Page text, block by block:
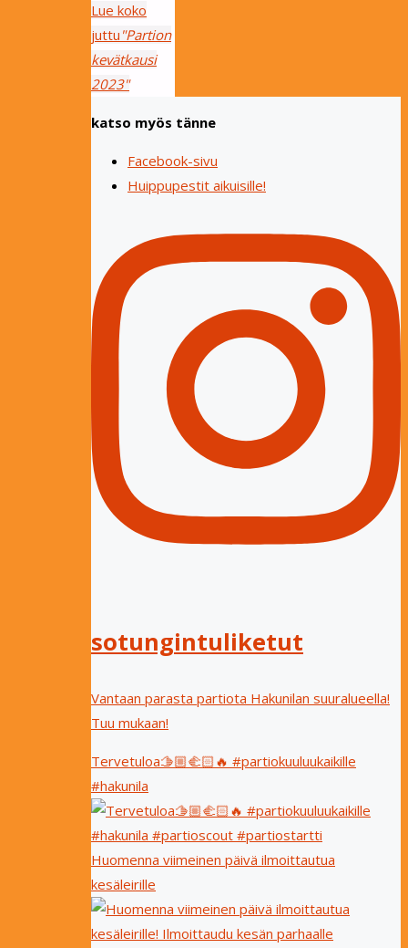
Lue koko
juttu "Partion
kevätkausi
2023"
katso myös tänne
Facebook-sivu
Huippupestit aikuisille!
sotungintuliketut
Vantaan parasta partiota Hakunilan suuralueella!
Tuu mukaan!
Tervetuloa🫱🏼‍🫲🏻🔥 #partiokuuluukaikille
#hakunila
Huomenna viimeinen päivä ilmoittautua
kesäleirille